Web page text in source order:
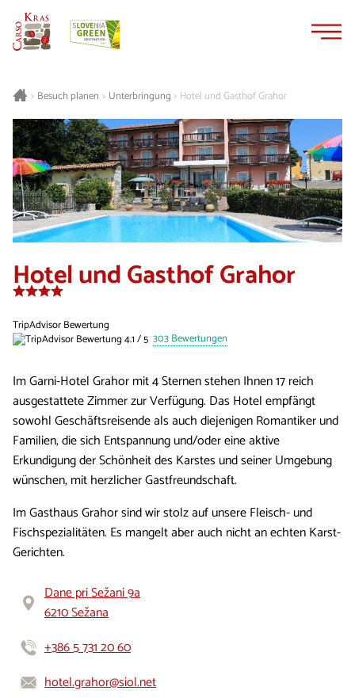
> Besuch planen > Unterbringung > Hotel und Gasthof Grahor
Hotel und Gasthof Grahor
TripAdvisor Bewertung
303 Bewertungen
Im Garni-Hotel Grahor mit 4 Sternen stehen Ihnen 17 reich
ausgestattete Zimmer zur Verfügung. Das Hotel empfängt
sowohl Geschäftsreisende als auch diejenigen Romantiker und
Familien, die sich Entspannung und/oder eine aktive
Erkundigung der Schönheit des Karstes und seiner Umgebung
wünschen, mit herzlicher Gastfreundschaft.
Im Gasthaus Grahor sind wir stolz auf unsere Fleisch- und
Fischspezialitäten. Es mangelt aber auch nicht an echten Karst-
Gerichten.
Dane pri Sežani 9a
6210 Sežana
+386 5 731 20 60
hotel.grahor@siol.net